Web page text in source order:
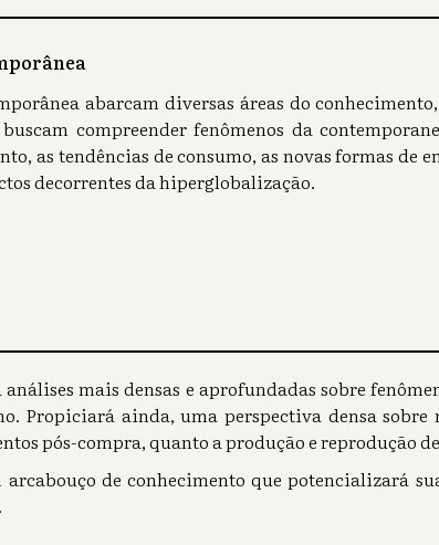
abarcam diversas áreas do
compreender fenômenos da
as tendências de consumo, as novas formas
decorrentes da hiperglobalização.
mais densas e aprofundadas sobre
Propiciará ainda, uma perspectiva densa
pós-compra, quanto a produção e reprodução
de conhecimento que potencializará